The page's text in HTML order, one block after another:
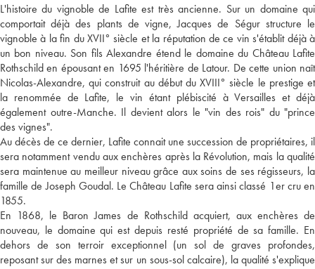
L'histoire du vignoble de Lafite est très ancienne. Sur un domaine qui
comportait déjà des plants de vigne, Jacques de Ségur structure le
vignoble à la fin du XVII° siècle et la réputation de ce vin s'établit déjà à
un bon niveau. Son fils Alexandre étend le domaine du Château Lafite
Rothschild en épousant en 1695 l'héritière de Latour. De cette union naît
Nicolas-Alexandre, qui construit au début du XVIII° siècle le prestige et
la renommée de Lafite, le vin étant plébiscité à Versailles et déjà
également outre-Manche. Il devient alors le "vin des rois" du "prince
des vignes".
Au décès de ce dernier, Lafite connait une succession de propriétaires, il
sera notamment vendu aux enchères après la Révolution, mais la qualité
sera maintenue au meilleur niveau grâce aux soins de ses régisseurs, la
famille de Joseph Goudal. Le Château Lafite sera ainsi classé 1er cru en
1855.
En 1868, le Baron James de Rothschild acquiert, aux enchères de
nouveau, le domaine qui est depuis resté propriété de sa famille. En
dehors de son terroir exceptionnel (un sol de graves profondes,
reposant sur des marnes et sur un sous-sol calcaire), la qualité s'explique